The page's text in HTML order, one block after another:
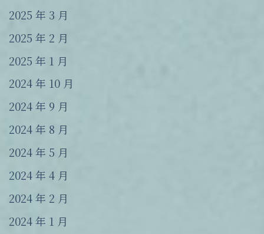
2025 年 3 月
2025 年 2 月
2025 年 1 月
2024 年 10 月
2024 年 9 月
2024 年 8 月
2024 年 5 月
2024 年 4 月
2024 年 2 月
2024 年 1 月